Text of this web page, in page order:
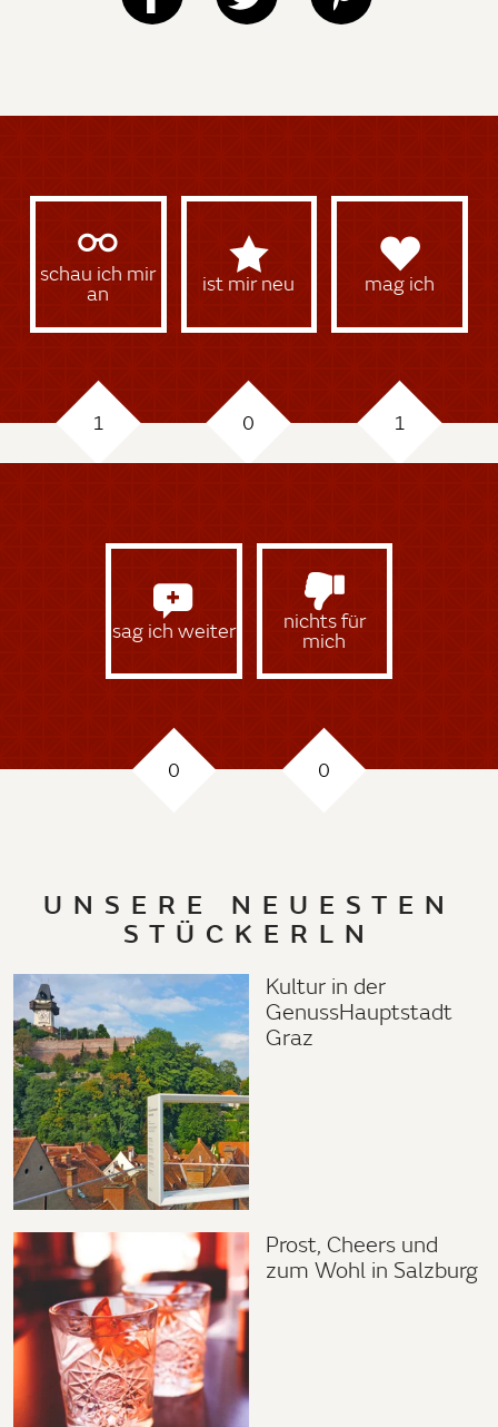
schau ich mir
an
1
ist mir neu
0
mag ich
1
sag ich weiter
0
nichts für
mich
0
UNSERE NEUESTEN
STÜCKERLN
Kultur in der
GenussHauptstadt
Graz
Prost, Cheers und
zum Wohl in Salzburg